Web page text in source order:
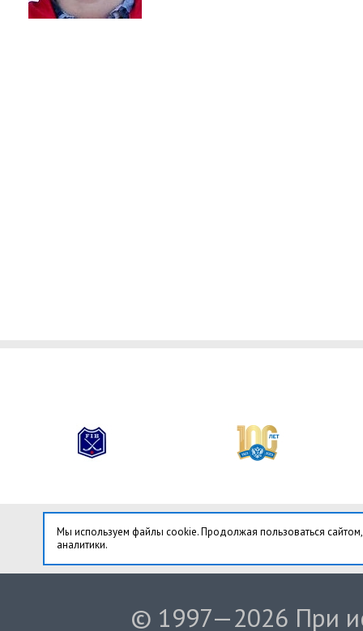
Мы используем файлы cookie. Продолжая пользоваться
аналитики.
© 1997—2026 При